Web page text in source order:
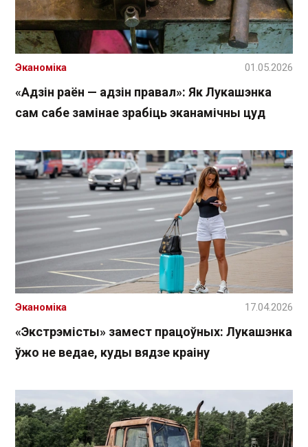
«Адзін раён — адзін правал»: Як Лукашэнка
сам сабе замінае зрабіць эканамічны цуд
Эканоміка 01.05.2026
«Экстрэмісты» замест працоўных: Лукашэнка
ўжо не ведае, куды вядзе краіну
Эканоміка 17.04.2026